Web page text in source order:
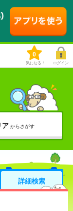
0
気になる！ ログイン
ア からさがす
詳細検索